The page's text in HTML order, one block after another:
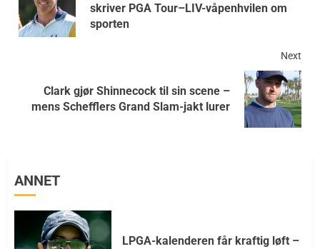
skriver PGA Tour–LIV-våpenhvilen om
sporten
Next
Clark gjør Shinnecock til sin scene –
mens Schefflers Grand Slam-jakt lurer
ANNET
LPGA-kalenderen får kraftig løft –